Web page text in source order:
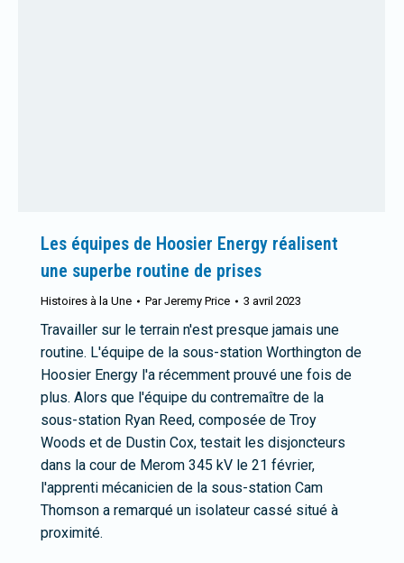
Les équipes de Hoosier Energy réalisent
une superbe routine de prises
Histoires à la Une ParJeremy Price 3 avril 2023
Travailler sur le terrain n'est presque jamais une
routine. L'équipe de la sous-station Worthington de
Hoosier Energy l'a récemment prouvé une fois de
plus. Alors que l'équipe du contremaître de la
sous-station Ryan Reed, composée de Troy
Woods et de Dustin Cox, testait les disjoncteurs
dans la cour de Merom 345 kV le 21 février,
l'apprenti mécanicien de la sous-station Cam
Thomson a remarqué un isolateur cassé situé à
proximité.